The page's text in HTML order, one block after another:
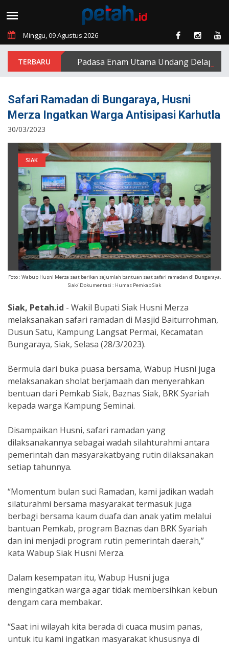
Minggu, 09 Agustus 2026
PT Padasa Enam Utama Undang Delapan
Safari Ramadan di Bungaraya, Husni
Merza Ingatkan Warga Antisipasi Karhutla
30/03/2023
SIAK
Foto : Wabup Husni Merza saat berikan sejumlah bantuan saat safari ramadan di Bungaraya,
Siak/ Dokumentasi : Humas Pemkab Siak
Siak, Petah.id - Wakil Bupati Siak Husni Merza
melaksanakan safari ramadan di Masjid Baiturrohman,
Dusun Satu, Kampung Langsat Permai, Kecamatan
Bungaraya, Siak, Selasa (28/3/2023).
Bermula dari buka puasa bersama, Wabup Husni juga
melaksanakan sholat berjamaah dan menyerahkan
bentuan dari Pemkab Siak, Baznas Siak, BRK Syariah
kepada warga Kampung Seminai.
Disampaikan Husni, safari ramadan yang
dilaksanakannya sebagai wadah silahturahmi antara
pemerintah dan masyarakatbyang rutin dilaksanakan
setiap tahunnya.
“Momentum bulan suci Ramadan, kami jadikan wadah
silaturahmi bersama masyarakat termasuk juga
berbagi bersama kaum duafa dan anak yatim melalui
bantuan Pemkab, program Baznas dan BRK Syariah
dan ini menjadi program rutin pemerintah daerah,”
kata Wabup Siak Husni Merza.
Dalam kesempatan itu, Wabup Husni juga
mengingatkan warga agar tidak membersihkan kebun
dengam cara membakar.
“Saat ini wilayah kita berada di cuaca musim panas,
untuk itu kami ingatkan masyarakat khususnya di